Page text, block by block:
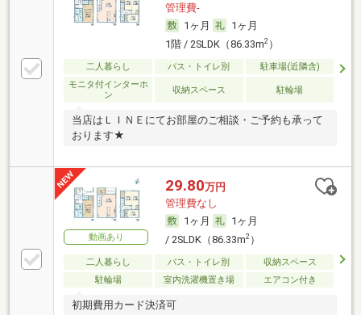
管理費-
1ヶ月
1ヶ月
1階 / 2SLDK（86.33m2）
二人暮らし バス・トイレ別
駐車場(近隣含)
モニタ付インターホ
ン
収納スペース 駐輪場
当店はＬＩＮＥにてお部屋のご相談・ご予約も承って
おります★
動画あり
29.80万円
管理費なし
1ヶ月
1ヶ月
/ 2SLDK（86.33m2）
二人暮らし バス・トイレ別
収納スペース
駐輪場
室内洗濯機置き場 エアコン付き
初期費用カード決済可